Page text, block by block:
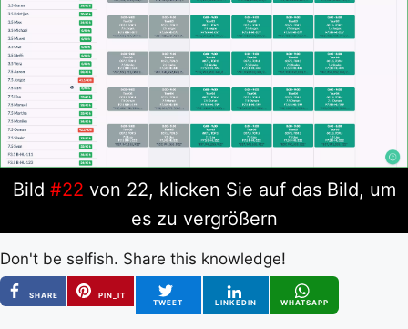
Bild #22 von 22, klicken Sie auf das Bild, um
es zu vergrößern
Don't be selfish. Share this knowledge!
SHARE
PIN_IT
TWEET
LINKEDIN WHATSAPP